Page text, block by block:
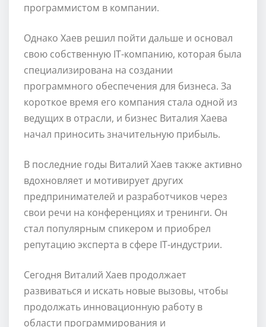
программистом в компании.
Однако Хаев решил пойти дальше и основал
свою собственную IT-компанию, которая была
специализирована на создании
программного обеспечения для бизнеса. За
короткое время его компания стала одной из
ведущих в отрасли, и бизнес Виталия Хаева
начал приносить значительную прибыль.
В последние годы Виталий Хаев также активно
вдохновляет и мотивирует других
предпринимателей и разработчиков через
свои речи на конференциях и тренинги. Он
стал популярным спикером и приобрел
репутацию эксперта в сфере IT-индустрии.
Сегодня Виталий Хаев продолжает
развиваться и искать новые вызовы, чтобы
продолжать инновационную работу в
области программирования и